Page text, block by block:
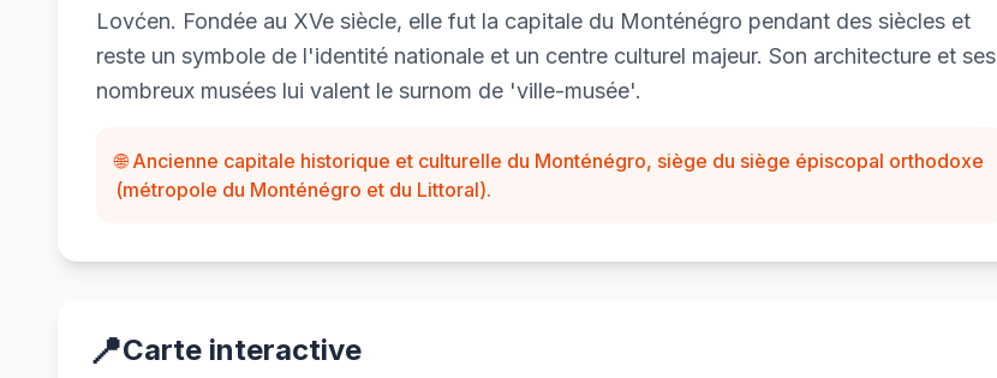
Lovćen. Fondée au XVe siècle, elle fut la capitale du Monténégro pendant des siècles et
reste un symbole de l'identité nationale et un centre culturel majeur. Son architecture et ses
nombreux musées lui valent le surnom de 'ville-musée'.
🌐 Ancienne capitale historique et culturelle du Monténégro, siège du siège épiscopal orthodoxe
(métropole du Monténégro et du Littoral).
📍Carte interactive